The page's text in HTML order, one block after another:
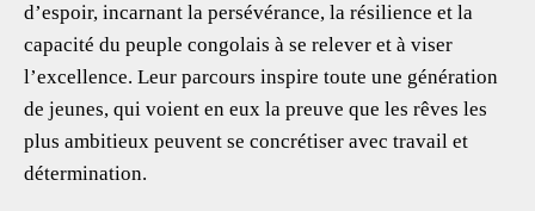
d’espoir, incarnant la persévérance, la résilience et la
capacité du peuple congolais à se relever et à viser
l’excellence. Leur parcours inspire toute une génération
de jeunes, qui voient en eux la preuve que les rêves les
plus ambitieux peuvent se concrétiser avec travail et
détermination.